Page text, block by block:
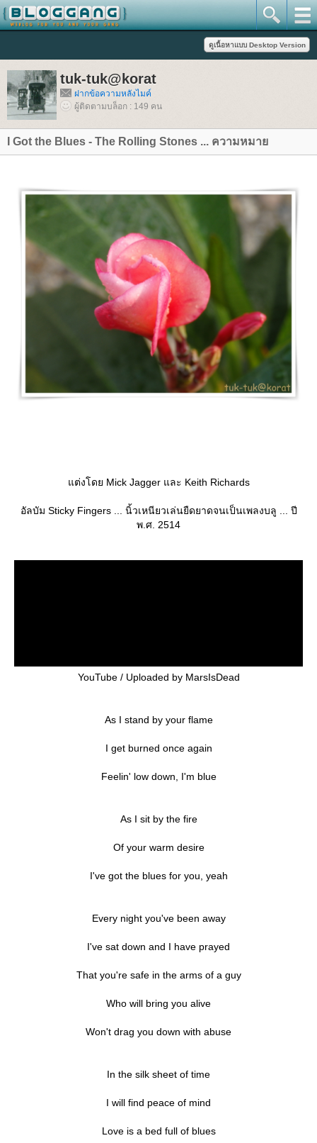
tuk-tuk@korat
ฝากข้อความหลังไมค์
ผู้ติดตามบล็อก : 149 คน
I Got the Blues - The Rolling Stones ... ความหมา
ต่งโดย Mick Jagger และ Keith Richards
อัลบัม Sticky Fingers ... นิ้วเหนียวเล่นยืดยาดจนเป็นเพลงบลู ... ปี
พ.ศ. 2514
YouTube / Uploaded by MarsIsDead
As I stand by your flame
I get burned once again
Feelin' low down, I'm blue
As I sit by the fire
Of your warm desire
I've got the blues for you, yeah
Every night you've been away
I've sat down and I have prayed
That you're safe in the arms of a guy
Who will bring you alive
Won't drag you down with abuse
In the silk sheet of time
I will find peace of mind
Love is a bed full of blues